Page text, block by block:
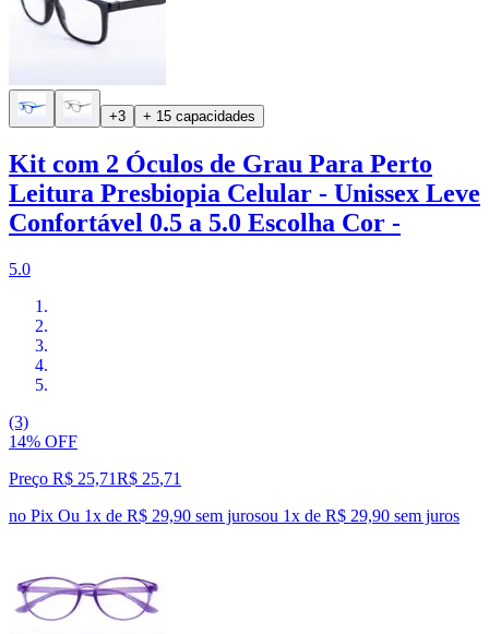
+3 + 15 capacidades
Kit com 2 Óculos de Grau Para Perto
Leitura Presbiopia Celular - Unissex Leve
Confortável 0.5 a 5.0 Escolha Cor -
5.0
(3)
14% OFF
Preço R$ 25,71R$ 25,71
no Pix Ou 1x de R$ 29,90 sem jurosou 1x de R$ 29,90 sem juros